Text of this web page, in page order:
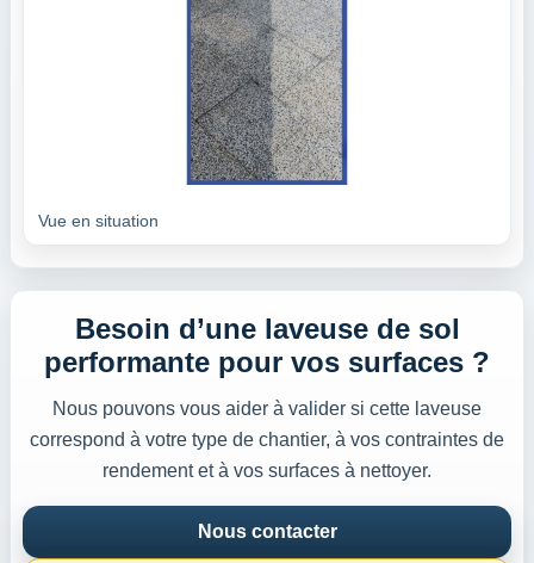
Vue en situation
Besoin d’une laveuse de sol
performante pour vos surfaces ?
Nous pouvons vous aider à valider si cette laveuse
correspond à votre type de chantier, à vos contraintes de
rendement et à vos surfaces à nettoyer.
Nous contacter